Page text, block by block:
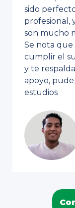
sido
profesional,
son mucho
Se nota
cumplir el
y te
apoyo,
estudios